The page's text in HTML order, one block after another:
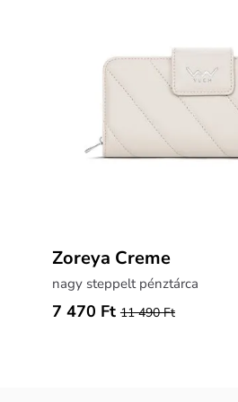
Zoreya Creme
nagy steppelt pénztárca
7 470 Ft 11 490 Ft